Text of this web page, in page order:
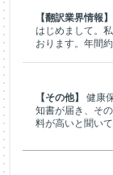
【翻訳業界情報】
はじめまして。
おります。年間
【その他】
健康
知書が届き、そ
料が高いと聞い